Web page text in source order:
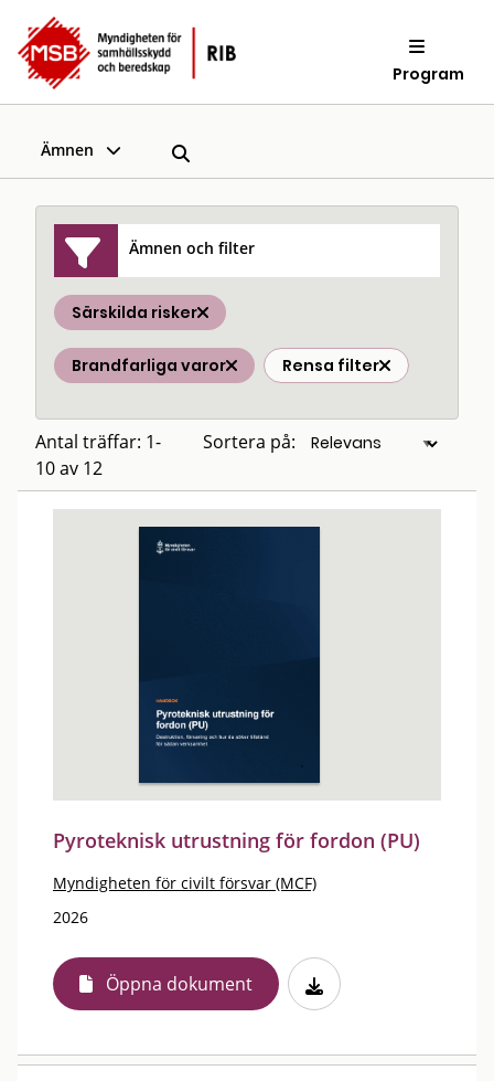
Program
Ämnen
Ämnen och filter
Särskilda risker
Brandfarliga varor Rensa filter
Antal träffar: 1-
10 av 12
Sortera på:
Pyroteknisk utrustning för fordon (PU)
Myndigheten för civilt försvar (MCF)
2026
Öppna dokument